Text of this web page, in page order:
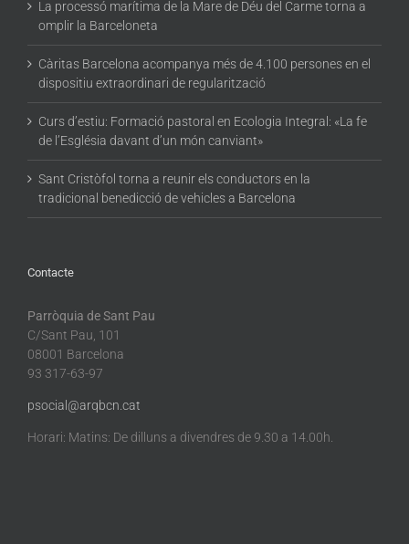
La processó marítima de la Mare de Déu del Carme torna a
omplir la Barceloneta
Càritas Barcelona acompanya més de 4.100 persones en el
dispositiu extraordinari de regularització
Curs d’estiu: Formació pastoral en Ecologia Integral: «La fe
de l’Església davant d’un món canviant»
Sant Cristòfol torna a reunir els conductors en la
tradicional benedicció de vehicles a Barcelona
Contacte
Parròquia de Sant Pau
C/Sant Pau, 101
08001 Barcelona
93 317-63-97
psocial@arqbcn.cat
Horari: Matins: De dilluns a divendres de 9.30 a 14.00h.